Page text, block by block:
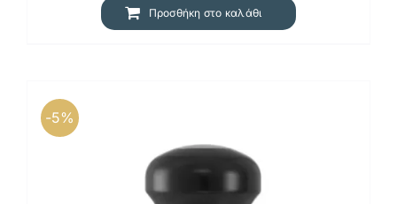
4,59 €.
Προσθήκη στο καλάθι
-5%